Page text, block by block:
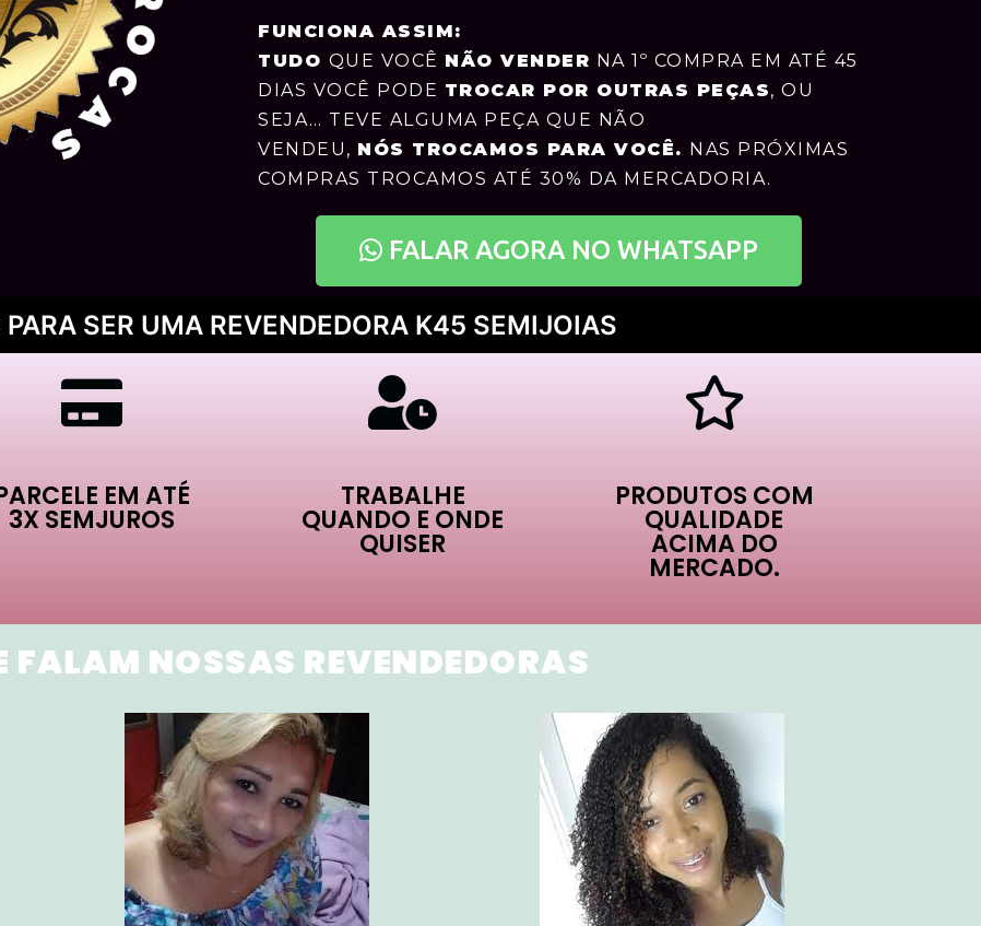
FUNCIONA ASSIM:
TUDO QUE VOCÊ NÃO VENDER NA 1º COMPRA EM ATÉ 45
DIAS VOCÊ PODE TROCAR POR OUTRAS PEÇAS, OU
SEJA… TEVE ALGUMA PEÇA QUE NÃO
VENDEU, NÓS TROCAMOS PARA VOCÊ. NAS PRÓXIMAS
COMPRAS TROCAMOS ATÉ 30% DA MERCADORIA.
FALAR AGORA NO WHATSAPP
SER UMA REVENDEDORA K45 SEMIJOIAS
EM ATÉ
3X SEMJUROS
TRABALHE
QUANDO E ONDE
QUISER
PRODUTOS COM
QUALIDADE
ACIMA DO
MERCADO.
FALAM NOSSAS REVENDEDORAS